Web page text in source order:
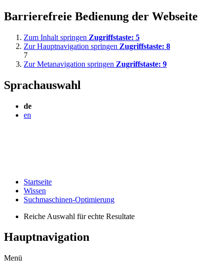
Barrierefreie Bedienung der Webseite
Zum Inhalt springen Zugriffstaste: 5
Zur Hauptnavigation springen Zugriffstaste: 8
7
Zur Metanavigation springen Zugriffstaste: 9
Sprachauswahl
de
en
Startseite
Wissen
Suchmaschinen-Optimierung
Reiche Auswahl für echte Resultate
Hauptnavigation
Menü